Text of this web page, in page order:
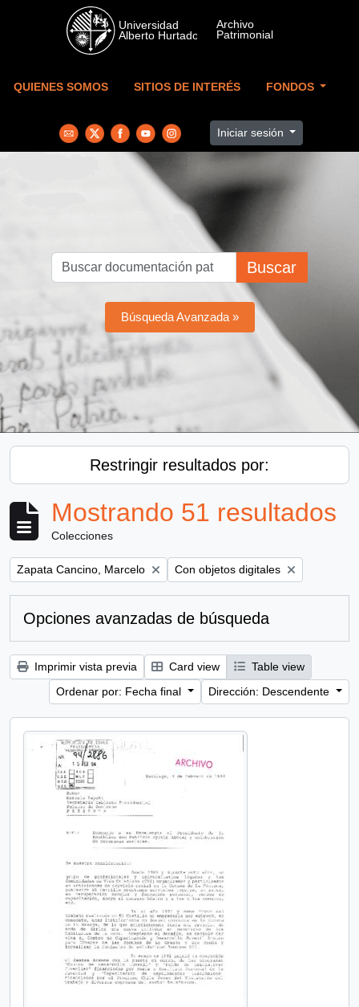
Skip to main content
QUIENES SOMOS SITIOS DE INTERÉS FONDOS
Iniciar sesión
Buscar
Búsqueda Avanzada »
Restringir resultados por:
Mostrando 51 resultados
Colecciones
Remove filter:
Zapata Cancino, Marcelo Remove filter:
Con objetos digitales
Opciones avanzadas de búsqueda
Imprimir vista previa Card view
Table view
Ordenar por: Fecha final
Dirección: Descendente